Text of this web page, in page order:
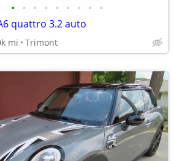
• • • • • • • • •
quattro 3.2 auto
mi Trimont